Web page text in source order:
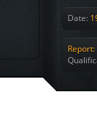
Date:
Report: